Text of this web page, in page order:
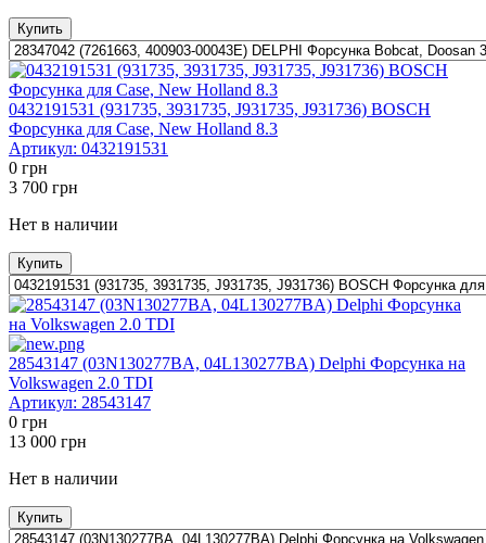
Купить
0432191531 (931735, 3931735, J931735, J931736) BOSCH
Форсунка для Case, New Holland 8.3
Артикул: 0432191531
0 грн
3 700 грн
Нет в наличии
Купить
28543147 (03N130277BA, 04L130277BA) Delphi Форсунка на
Volkswagen 2.0 TDI
Артикул: 28543147
0 грн
13 000 грн
Нет в наличии
Купить